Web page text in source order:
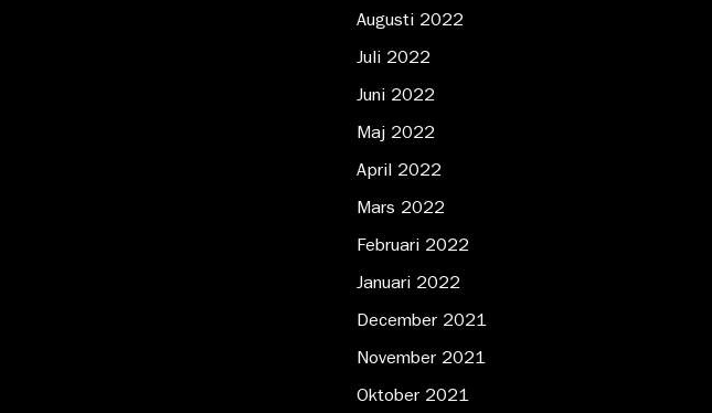
Augusti 2022
Juli 2022
Juni 2022
Maj 2022
April 2022
Mars 2022
Februari 2022
Januari 2022
December 2021
November 2021
Oktober 2021